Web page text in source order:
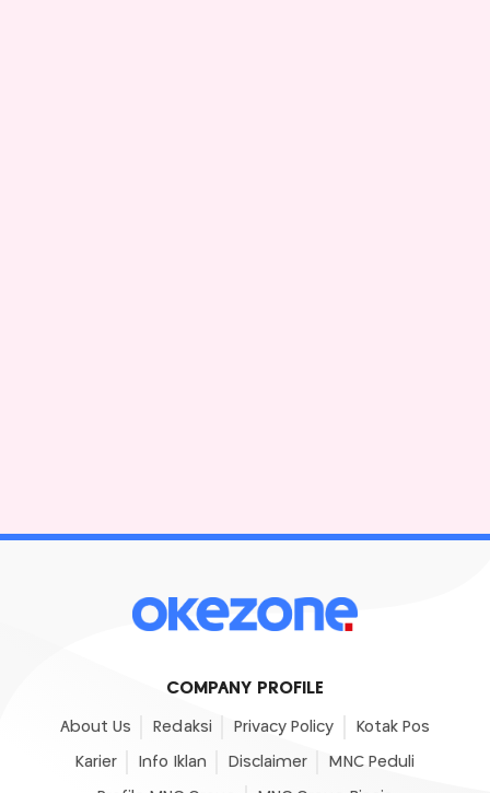
COMPANY PROFILE
About Us Redaksi Privacy Policy Kotak Pos
Karier Info Iklan Disclaimer MNC Peduli